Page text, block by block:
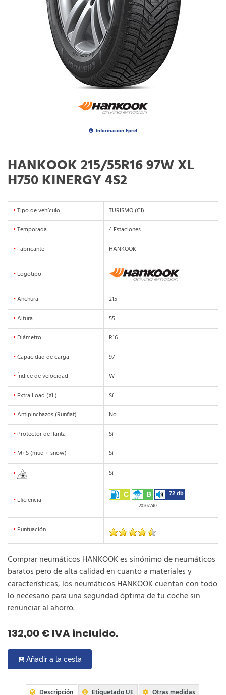
Información Eprel
HANKOOK 215/55R16 97W XL
H750 KINERGY 4S2
•Tipo de vehículo
TURISMO (C1)
•Temporada
4 Estaciones
• Fabricante HANKOOK
• Logotipo
•Anchura
215
•Altura
55
• Diámetro
R16
•Capacidad de carga
97
• Índice de velocidad
W
• Extra Load (XL)
Sí
•Antipinchazos (Runflat)
No
• Protector de llanta
Sí
• M+S (mud + snow) Sí
• Sí
• Eficiencia
C B 72 db
2020/740
• Puntuación
Comprar neumáticos HANKOOK es sinónimo de neumáticos
baratos pero de alta calidad en cuanto a materiales y
características, los neumáticos HANKOOK cuentan con todo
lo necesario para una seguridad óptima de tu coche sin
renunciar al ahorro.
132,00 € IVA incluido.
Añadir a la cesta
Descripción Etiquetado UE Otras medidas